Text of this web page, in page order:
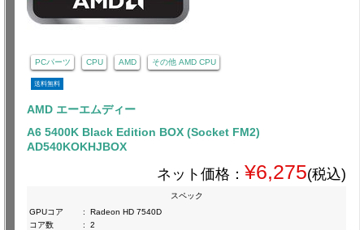
PCパーツ CPU AMD その他 AMD CPU
送料無料
AMD エーエムディー
A6 5400K Black Edition BOX (Socket FM2)
AD540KOKHJBOX
ネット価格： ¥6,275(税込)
スペック
GPUコア
:
Radeon HD 7540D
コア数
:
2